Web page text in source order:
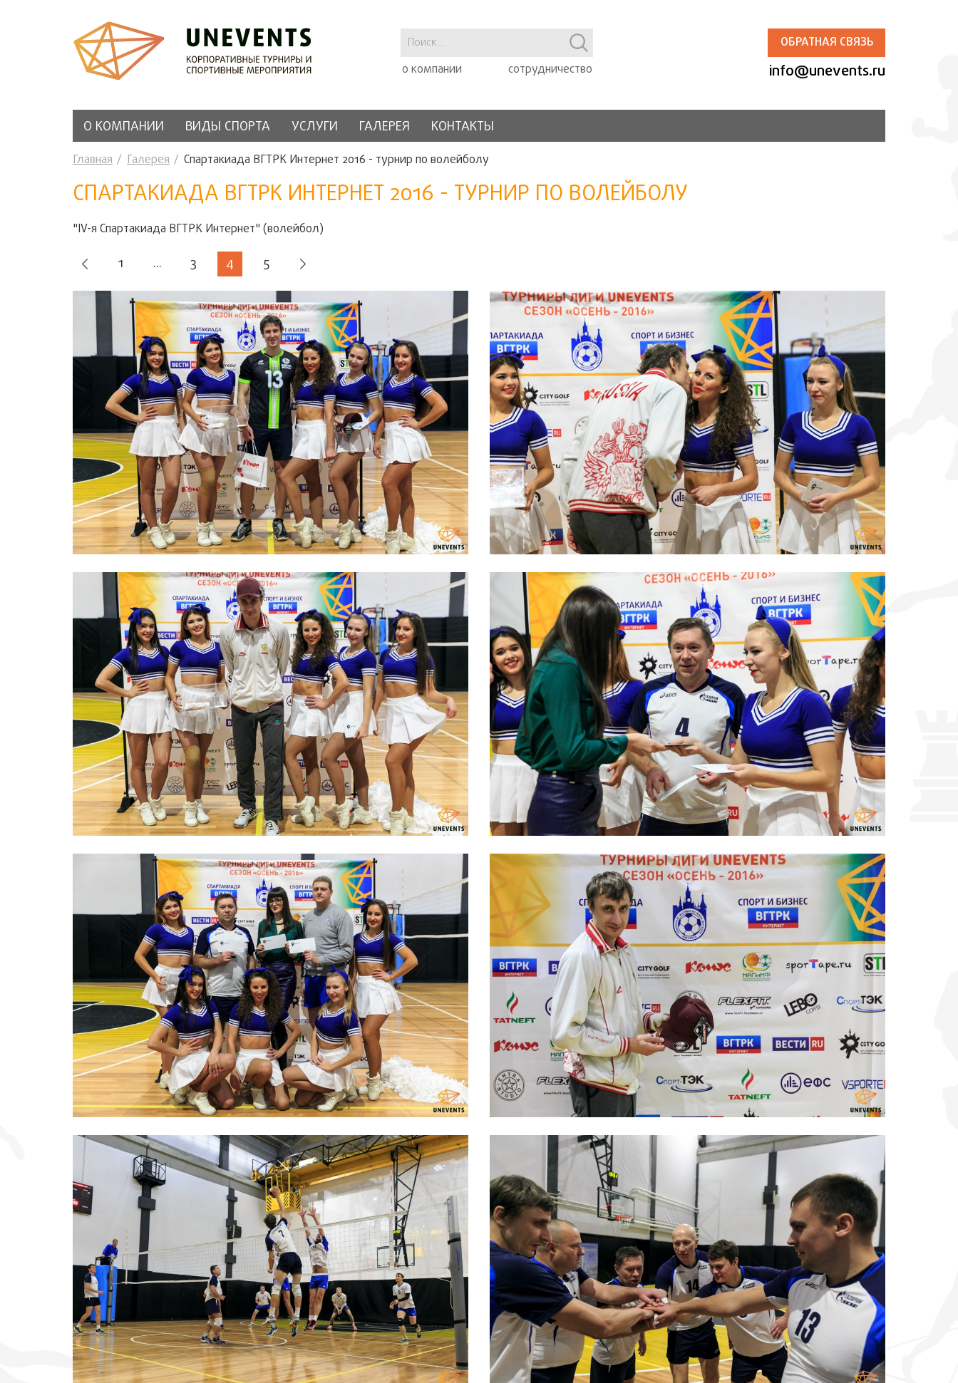
о компании сотрудничество
ОБРАТНАЯ СВЯЗЬ
info@unevents.ru
О КОМПАНИИ ВИДЫ СПОРТА УСЛУГИ ГАЛЕРЕЯ КОНТАКТЫ
Главная Галерея Спартакиада ВГТРК Интернет 2016 - турнир по волейболу
СПАРТАКИАДА ВГТРК ИНТЕРНЕТ 2016 - ТУРНИР ПО ВОЛЕЙБОЛУ
"IV-я Спартакиада ВГТРК Интернет" (волейбол)
1 ... 3 4 5